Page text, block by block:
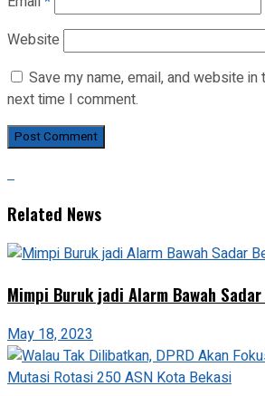
Website
Save my name, email, and website
next time I comment.
Related News
Mimpi Buruk jadi Alarm Bawah
May 18, 2023